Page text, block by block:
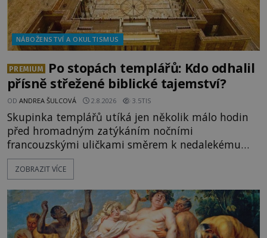
NÁBOŽENSTVÍ A OKULTISMUS
PREMIUM
Po stopách templářů: Kdo odhalil
přísně střežené biblické tajemství?
OD ANDREA ŠULCOVÁ 2.8.2026 3.5TIS
Skupinka templářů utíká jen několik málo hodin
před hromadným zatýkáním nočními
francouzskými uličkami směrem k nedalekému
přístavu. Jeden z nich má přes ramena ranec s
tajemným obsahem. Kapitán lodi už na ně čeká.
vyplouváme,“ sdělí jim. „Kam máme namířeno,
kapitáne?“ zeptá se ho jeden z templářů. „Do Sk
ZOBRAZIT VÍCE